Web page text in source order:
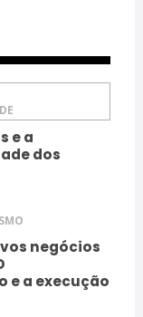
e a
dos
negócios
e a execução